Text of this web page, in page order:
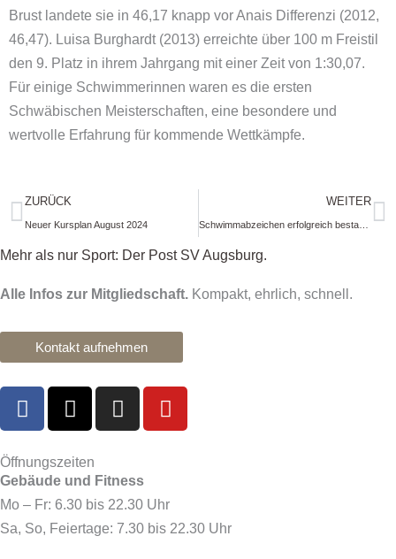
Brust landete sie in 46,17 knapp vor Anais Differenzi (2012,
46,47). Luisa Burghardt (2013) erreichte über 100 m Freistil
den 9. Platz in ihrem Jahrgang mit einer Zeit von 1:30,07.
Für einige Schwimmerinnen waren es die ersten
Schwäbischen Meisterschaften, eine besondere und
wertvolle Erfahrung für kommende Wettkämpfe.
Zurück
ZURÜCK
Neuer Kursplan August 2024
WEITER
Schwimmabzeichen erfolgreich bestanden
Mehr als nur Sport: Der Post SV Augsburg.
Alle Infos zur Mitgliedschaft. Kompakt, ehrlich, schnell.
Kontakt aufnehmen
F
a
e
b
o
o
X
-
w
i
t
t
I
n
a
g
r
Y
o
b
e
Öffnungszeiten
Gebäude und Fitness
Mo – Fr: 6.30 bis 22.30 Uhr
Sa, So, Feiertage: 7.30 bis 22.30 Uhr